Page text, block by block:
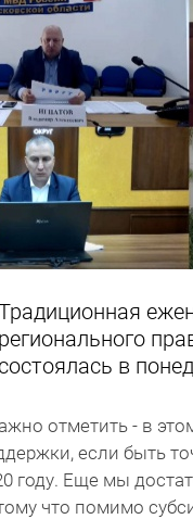
регионального
состоялась в
отметить - в
если быть
году. Еще мы
что помимо